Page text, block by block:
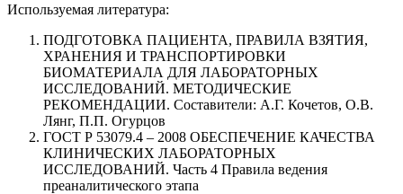
Используемая литература:
ПОДГОТОВКА ПАЦИЕНТА, ПРАВИЛА ВЗЯТИЯ,
ХРАНЕНИЯ И ТРАНСПОРТИРОВКИ
БИОМАТЕРИАЛА ДЛЯ ЛАБОРАТОРНЫХ
ИССЛЕДОВАНИЙ. МЕТОДИЧЕСКИЕ
РЕКОМЕНДАЦИИ. Составители: А.Г. Кочетов, О.В.
Лянг, П.П. Огурцов
ГОСТ Р 53079.4 – 2008 ОБЕСПЕЧЕНИЕ КАЧЕСТВА
КЛИНИЧЕСКИХ ЛАБОРАТОРНЫХ
ИССЛЕДОВАНИЙ. Часть 4 Правила ведения
преаналитического этапа